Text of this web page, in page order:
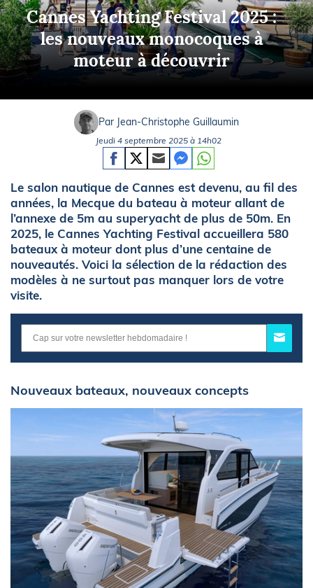
Cannes Yachting Festival 2025 :
les nouveaux monocoques à
moteur à découvrir
Par Jean-Christophe Guillaumin
Jeudi 4 septembre 2025 à 14h02
Le salon nautique de Cannes est devenu, au fil des
années, la Mecque du bateau à moteur allant de
l’annexe de 5m au superyacht de plus de 50m. En
2025, le Cannes Yachting Festival accueillera 580
bateaux à moteur dont plus d’une centaine de
nouveautés. Voici la sélection de la rédaction des
modèles à ne surtout pas manquer lors de votre
visite.
Nouveaux bateaux, nouveaux concepts